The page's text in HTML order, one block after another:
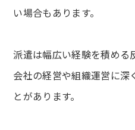
い場合もあります。
派遣は幅広い経験を積める
会社の経営や組織運営に深
とがあります。